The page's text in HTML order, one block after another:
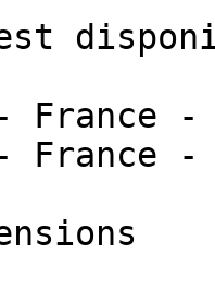
est
- France
- France -